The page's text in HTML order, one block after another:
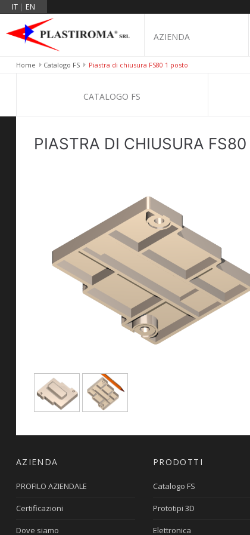
IT | EN
AZIENDA
Home Catalogo FS Piastra di chiusura FS80 1 posto
CATALOGO FS
PIASTRA DI CHIUSURA FS80
AZIENDA
PROFILO AZIENDALE
Certificazioni
Dove siamo
PRODOTTI
Catalogo FS
Prototipi 3D
Elettronica